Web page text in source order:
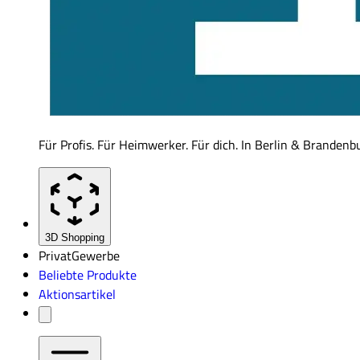
Für Profis. Für Heimwerker. Für dich. In Berlin &
3D Shopping
PrivatGewerbe
Beliebte Produkte
Aktionsartikel